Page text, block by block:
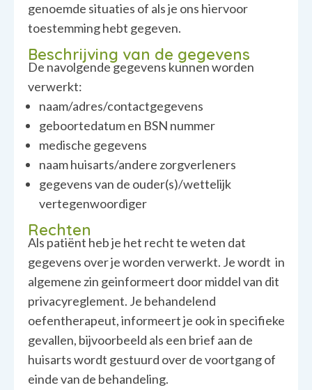
genoemde situaties of als je ons hiervoor
toestemming hebt gegeven.
Beschrijving van de gegevens
De navolgende gegevens kunnen worden
verwerkt:
naam/adres/contactgegevens
geboortedatum en BSN nummer
medische gegevens
naam huisarts/andere zorgverleners
gegevens van de ouder(s)/wettelijk
vertegenwoordiger
Rechten
Als patiënt heb je het recht te weten dat
gegevens over je worden verwerkt. Je wordt in
algemene zin geinformeert door middel van dit
privacyreglement. Je behandelend
oefentherapeut, informeert je ook in specifieke
gevallen, bijvoorbeeld als een brief aan de
huisarts wordt gestuurd over de voortgang of
einde van de behandeling.